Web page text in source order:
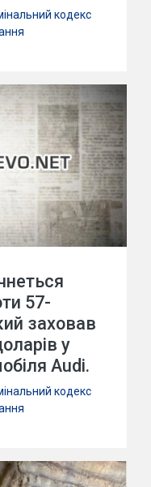
кодекс
57-
заховав
у
Audi.
кодекс